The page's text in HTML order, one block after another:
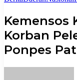
Kemensos
Korban
Ponpes